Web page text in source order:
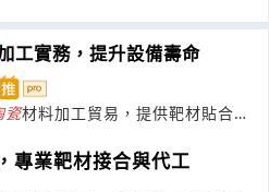
工實務，提升設備壽命
瓷材料加工貿易，提供靶材貼合、
專業靶材接合與代工